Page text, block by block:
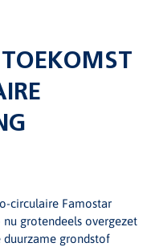
circulaire Famostar
grotendeels overgezet
grondstof